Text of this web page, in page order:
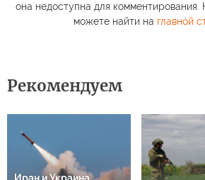
она недоступна для
можете найти на главной
Рекомендуем